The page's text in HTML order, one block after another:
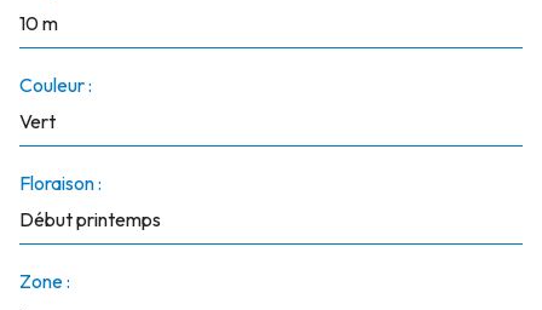
10 m
Couleur :
Vert
Floraison :
Début printemps
Zone :